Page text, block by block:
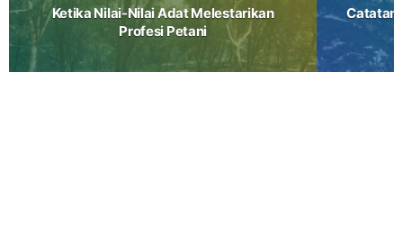
Ketika Nilai-Nilai Adat Melestarikan
Profesi Petani
Catatan